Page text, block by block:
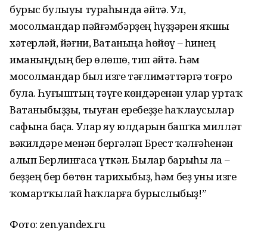
бурыс булыуы тураһында әйтә. Ул,
мосолмандар пәйғәмбәрҙең һүҙҙәрен яҡшы
хәтерләй, йәғни, Ватаныңа һөйөү – һинең
иманыңдың бер өлөшө, тип әйтә. Һәм
мосолмандар был изге тәғлимәттәргә тоғро
була. Һуғыштың тәүге көндәренән улар уртаҡ
Ватаныбыҙҙы, тыуған еребеҙҙе һаҡлаусылар
сафына баҫа. Улар яу юлдарын башҡа милләт
вәкилдәре менән бергәләп Брест ҡәлғәһенән
алып Берлинғаса үткән. Былар барыһы ла –
беҙҙең бер бөтөн тарихыбыҙ, һәм беҙ уны изге​
ҡомартҡылай һаҡларға бурыслыбыҙ!”
Фото: zen.yandex.ru